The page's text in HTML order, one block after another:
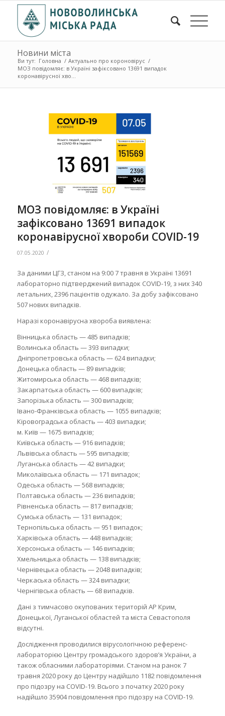
Новини міста
Ви тут: Головна / Актуально про короновірус /
МОЗ повідомляє: в Україні зафіксовано 13691 випадок
коронавірусної хво...
МОЗ повідомляє: в Україні
зафіксовано 13691 випадок
коронавірусної хвороби COVID-19
07.05.2020 /
За даними ЦГЗ, станом на 9:00 7 травня в Україні 13691
лабораторно підтверджений випадок COVID-19, з них 340
летальних, 2396 пацієнтів одужало. За добу зафіксовано
507 нових випадків.
Наразі коронавірусна хвороба виявлена:
Вінницька область — 485 випадків;
Волинська область — 393 випадки;
Дніпропетровська область — 624 випадки;
Донецька область — 89 випадків;
Житомирська область — 468 випадків;
Закарпатська область — 600 випадків;
Запорізька область — 300 випадків;
Івано-Франківська область — 1055 випадків;
Кіровоградська область — 403 випадки;
м. Київ — 1675 випадків;
Київська область — 916 випадків;
Львівська область — 595 випадків;
Луганська область — 42 випадки;
Миколаївська область — 171 випадок;
Одеська область — 568 випадків;
Полтавська область — 236 випадків;
Рівненська область — 817 випадків;
Сумська область — 131 випадок;
Тернопільська область — 951 випадок;
Харківська область — 448 випадків;
Херсонська область — 146 випадків;
Хмельницька область — 138 випадків;
Чернівецька область — 2048 випадків;
Черкаська область — 324 випадки;
Чернігівська область — 68 випадків.
Дані з тимчасово окупованих територій АР Крим,
Донецької, Луганської областей та міста Севастополя
відсутні.
Дослідження проводилися вірусологічною референс-
лабораторією Центру громадського здоров’я України, а
також обласними лабораторіями. Станом на ранок 7
травня 2020 року до Центру надійшло 1182 повідомлення
про підозру на COVID-19. Всього з початку 2020 року
надійшло 35904 повідомлення про підозру на COVID-19.